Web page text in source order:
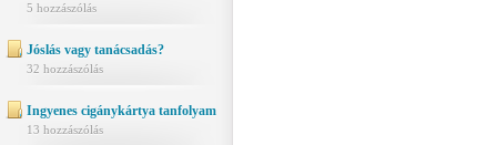
5 hozzászólás
Jóslás vagy tanácsadás?
32 hozzászólás
Ingyenes cigánykártya tanfolyam
13 hozzászólás